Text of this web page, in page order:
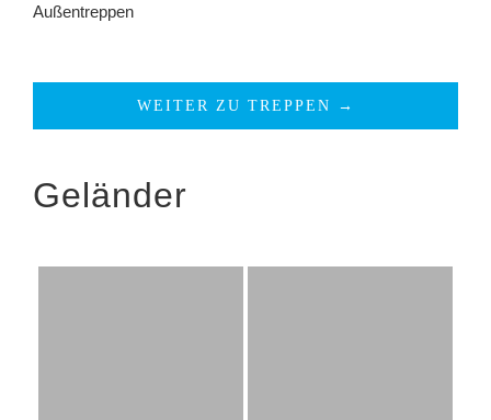
Außentreppen
WEITER ZU TREPPEN →
Geländer